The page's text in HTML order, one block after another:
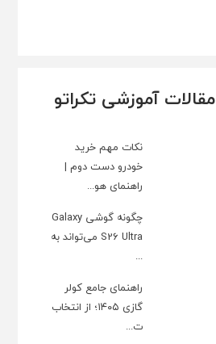
مقالات آموزشی تکراتو
نکات مهم خرید
خودرو دست دوم |
راهنمای هو...
چگونه گوشی Galaxy
S26 Ultra می‌تواند به
...
راهنمای جامع کولر
گازی ۱۴۰۵؛ از انتخاب
ت...